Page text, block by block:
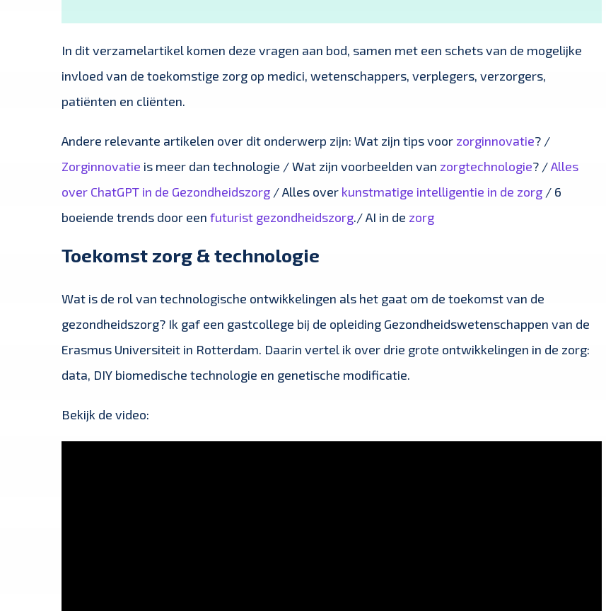
In dit verzamelartikel komen deze vragen aan bod, samen met een schets van de mogelijke
invloed van de toekomstige zorg op medici, wetenschappers, verplegers, verzorgers,
patiënten en cliënten.
Andere relevante artikelen over dit onderwerp zijn: Wat zijn tips voor zorginnovatie? /
Zorginnovatie is meer dan technologie / Wat zijn voorbeelden van zorgtechnologie? /Alles
over ChatGPT in de Gezondheidszorg/ Alles over kunstmatige intelligentie in de zorg/ 6
boeiende trends door een futurist gezondheidszorg./ AI in de zorg
Toekomst zorg & technologie
Wat is de rol van technologische ontwikkelingen als het gaat om de toekomst van de
gezondheidszorg? Ik gaf een gastcollege bij de opleiding Gezondheidswetenschappen van de
Erasmus Universiteit in Rotterdam. Daarin vertel ik over drie grote ontwikkelingen in de zorg:
data, DIY biomedische technologie en genetische modificatie.
Bekijk de video: